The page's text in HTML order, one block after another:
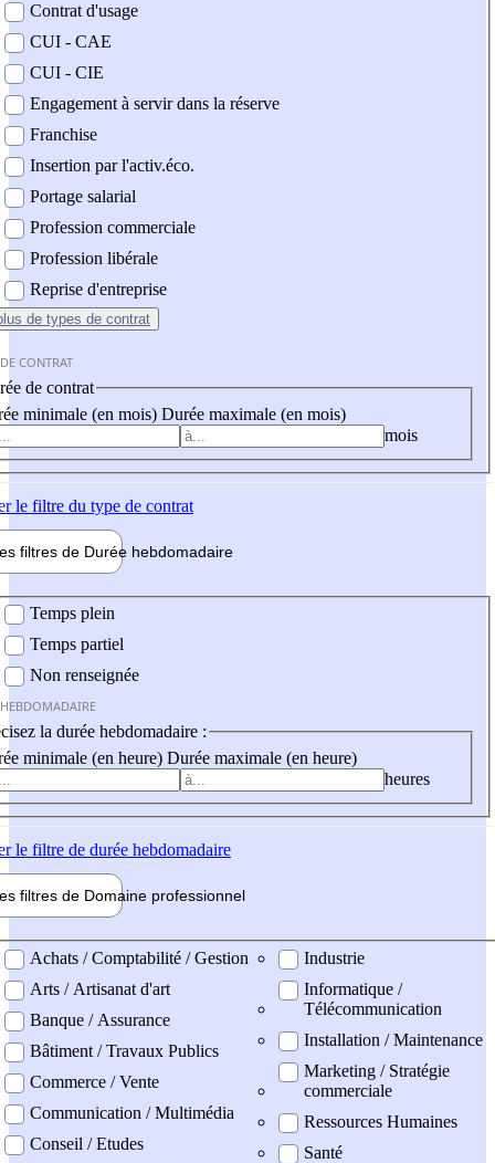
Contrat d'usage
CUI - CAE
CUI - CIE
Engagement à servir dans la réserve
Franchise
Insertion par l'activ.éco.
Portage salarial
Profession commerciale
Profession libérale
Reprise d'entreprise
de types de contrat
CONTRAT
de contrat
minimale (en mois) Durée maximale (en mois)
mois
le filtre du type de contrat
filtres de Durée hebdomadaire
Temps plein
Temps partiel
Non renseignée
la durée hebdomadaire :
minimale (en heure) Durée maximale (en heure)
heures
le filtre de durée hebdomadaire
filtres de Domaine professionnel
professionel
Achats / Comptabilité / Gestion
Arts / Artisanat d'art
Banque / Assurance
Bâtiment / Travaux Publics
Commerce / Vente
Communication / Multimédia
Conseil / Etudes
Industrie
Informatique /
Télécommunication
Installation / Maintenance
Marketing / Stratégie
commerciale
Ressources Humaines
Santé